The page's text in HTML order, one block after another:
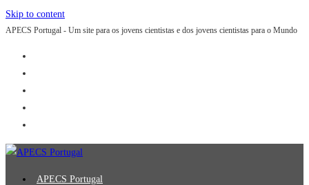
Skip to content
APECS Portugal - Um site para os jovens cientistas e dos jovens cientistas para o Mundo
APECS Portugal